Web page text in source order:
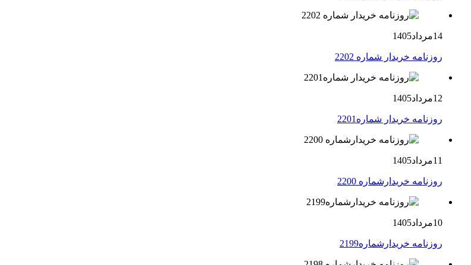
14مرداد1405
روزنامه خریدار شماره 2202
12مرداد1405
روزنامه خریدار شماره2201
11مرداد1405
روزنامه خریدارشماره 2200
10مرداد1405
روزنامه خریدارشماره2199